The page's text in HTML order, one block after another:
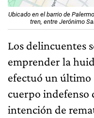
Ubicado en el barrio de
tren, entre Jerónimo
Los delincuentes
emprender la
efectuó un
cuerpo indefenso
intención de